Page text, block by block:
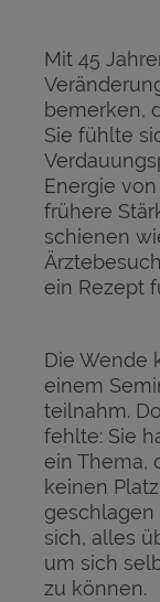
Mit 45
bemerken,
Sie fühlte
Energie
frühere
schienen
ein Rezept
Die Wende
einem
teilnahm.
fehlte: Sie
ein Thema,
keinen
geschlagen
sich, alles
um sich
zu können.